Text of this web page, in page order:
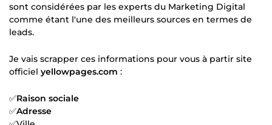
sont considérées par les experts du Marketing Digital
comme étant l'une des meilleurs sources en termes de
leads.
Je vais scrapper ces informations pour vous à partir site
officiel yellowpages.com :
✅Raison sociale
✅Adresse